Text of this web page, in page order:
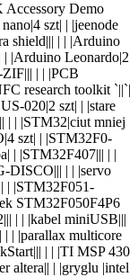
Accessory Demo
szt| | |jeenode
shield||| | | |Arduino
| | |Arduino Leonardo|2
ZIF||| | | |PCB
research toolkit `||`|
020|2 szt| | |stare
|| | | |STM32|ciut mniej
szt| | |STM32F0-
| |STM32F407||| | |
DISCO||| | | |servo
| | |STM32F051-
STM32F050F4P6
|| | | |kabel miniUSB|||
| | |parallax multicore
|| | | |TI MSP 430
altera|| | |gryglu |intel